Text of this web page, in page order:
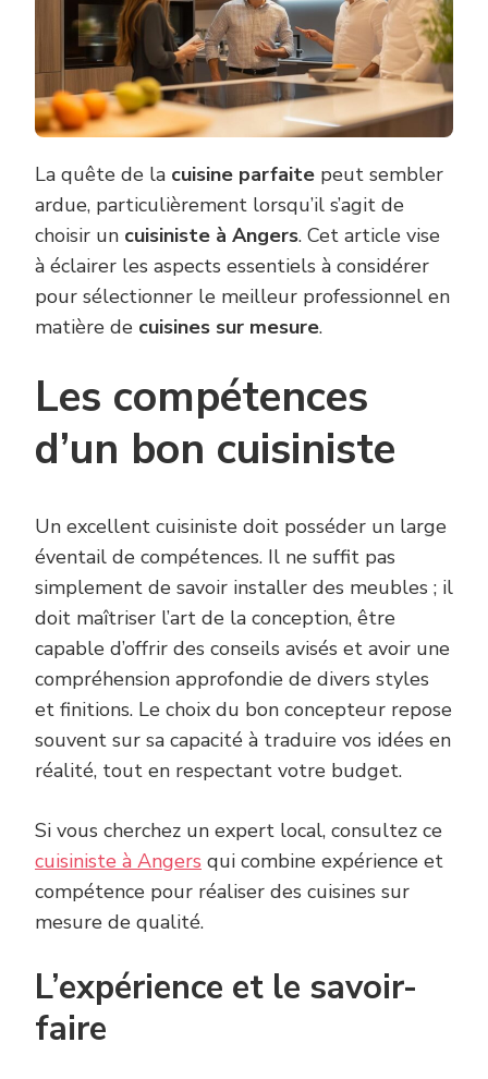
La quête de la cuisine parfaite peut sembler
ardue, particulièrement lorsqu’il s’agit de
choisir un cuisiniste à Angers. Cet article vise
à éclairer les aspects essentiels à considérer
pour sélectionner le meilleur professionnel en
matière de cuisines sur mesure.
Les compétences
d’un bon cuisiniste
Un excellent cuisiniste doit posséder un large
éventail de compétences. Il ne suffit pas
simplement de savoir installer des meubles ; il
doit maîtriser l’art de la conception, être
capable d’offrir des conseils avisés et avoir une
compréhension approfondie de divers styles
et finitions. Le choix du bon concepteur repose
souvent sur sa capacité à traduire vos idées en
réalité, tout en respectant votre budget.
Si vous cherchez un expert local, consultez ce
cuisiniste à Angers qui combine expérience et
compétence pour réaliser des cuisines sur
mesure de qualité.
L’expérience et le savoir-
faire